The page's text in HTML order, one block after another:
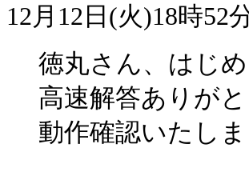
12月12日(火)18時52
徳丸さん、はじめ
高速解答ありが
動作確認いたしま